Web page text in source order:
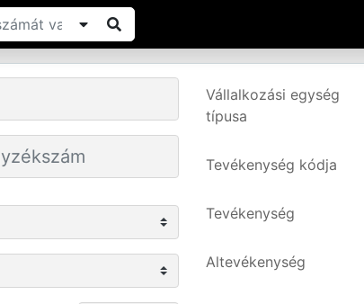
Vállalkozási egység
típusa
Tevékenység kódja
Tevékenység
Altevékenység